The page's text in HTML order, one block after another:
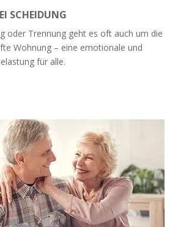
SCHEIDUNG
oder Trennung geht es oft auch um die
Wohnung – eine emotionale und
für alle.